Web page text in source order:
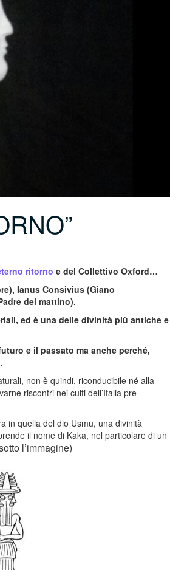
ritorno e del Collettivo Oxford…
Ianus Consivius (Giano
del mattino).
ed è una delle divinità più antiche e
e il passato ma anche perché,
non è quindi, riconducibile né alla
riscontri nei culti dell’Italia pre-
in quella del dio Usmu, una divinità
il nome di Kaka, nel particolare di un
l’immagine)